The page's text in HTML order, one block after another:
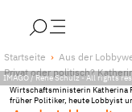
Über uns
Lobby FAQs
Startseite
Aus der
Privat oder politisch?
IMAGO / Rene Schulz -All rights
Wirtschaftsministerin Katherina
früher Politiker, heute Lobbyist